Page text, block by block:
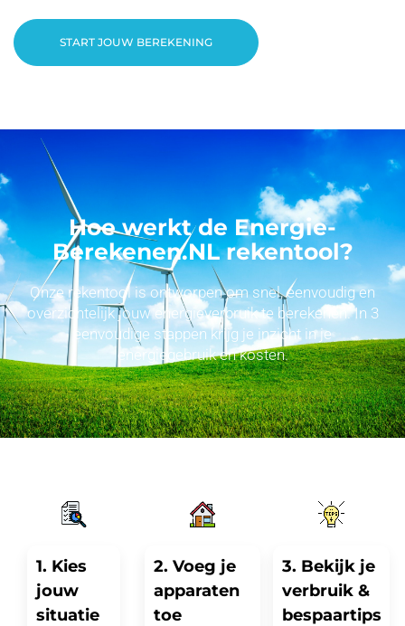
START JOUW BEREKENING
Hoe werkt de Energie-
Berekenen.NL rekentool?
Onze rekentool is ontworpen om snel, eenvoudig en
overzichtelijk jouw energieverbruik te berekenen. In 3
eenvoudige stappen krijg je inzicht in je
energiegebruik en kosten.
1. Kies
jouw
situatie
2. Voeg je
apparaten
toe
3. Bekijk je
verbruik &
bespaartips